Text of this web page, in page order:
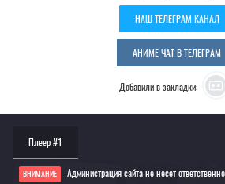
НАШ ТЕЛЕГРАМ КАНАЛ
АНИМЕ ЧАТ В ТЕЛЕГРАМ
Добавили в закладки:
Плеер #1
ВНИМАНИЕ Администрация сайта не несет